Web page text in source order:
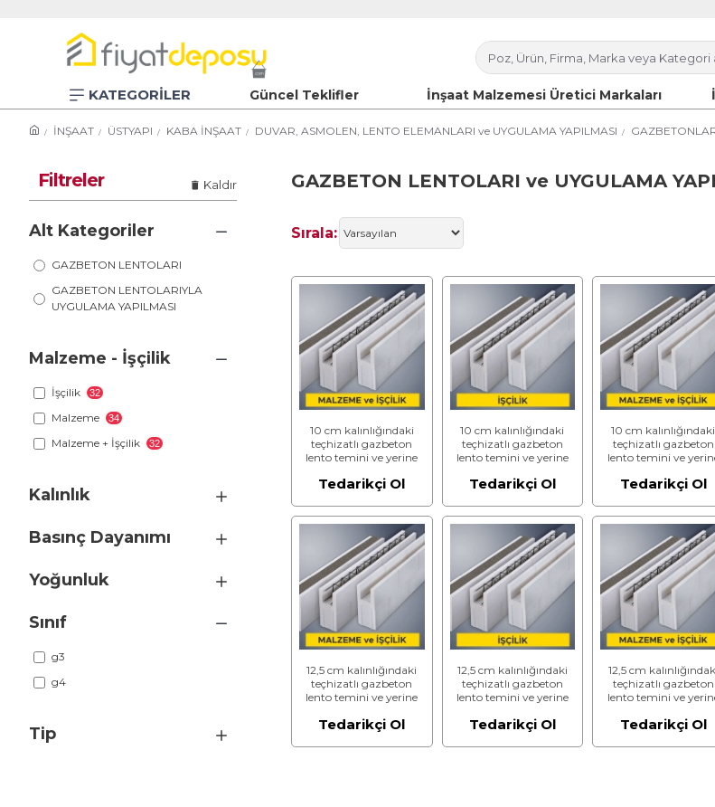
KATEGORİLER Güncel Teklifler İnşaat Malzemesi Üretici Markaları
İNŞAAT ÜSTYAPI KABA İNŞAAT DUVAR, ASMOLEN, LENTO ELEMANLARI ve UYGULAMA YAPILMASI
Filtreler Kaldır
Alt Kategoriler
GAZBETON LENTOLARI
GAZBETON LENTOLARIYLA
UYGULAMA YAPILMASI
Kalınlık
Basınç Dayanımı
Yoğunluk
Sınıf
g3
g4
Malzeme - İşçilik
İşçilik 32
Malzeme 34
Malzeme + İşçilik 32
Tip
GAZBETON LENTOLARI ve UYGULAMA
Sırala:
10 cm kalınlığındaki
teçhizatlı gazbeton
lento temini ve yerine
N/mm² ve 500 kg/m³)
Tedarikçi Ol
10 cm kalınlığındaki
teçhizatlı gazbeton
lento temini ve yerine
N/mm² ve 500 kg/m³)
Tedarikçi Ol
10 cm kalınlığındaki
teçhizatlı gazbeton
lento temini ve
N/mm² ve 600 kg/m³)
Tedarikçi Ol
12,5 cm kalınlığındaki
teçhizatlı gazbeton
lento temini ve yerine
N/mm² ve 500 kg/m³)
Tedarikçi Ol
12,5 cm kalınlığındaki
teçhizatlı gazbeton
lento temini ve yerine
N/mm² ve 500 kg/m³)
Tedarikçi Ol
12,5 cm
teçhizatlı gazbeton
lento temini ve
N/mm² ve 600 kg/m³)
Tedarikçi Ol